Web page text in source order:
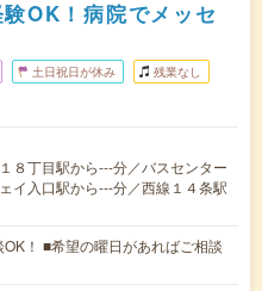
OK！病院でメッセ
土日祝日が休み 残業なし
８丁目駅から---分／バスセンター
イ入口駅から---分／西線１４条駅
！ ■希望の曜日があればご相談